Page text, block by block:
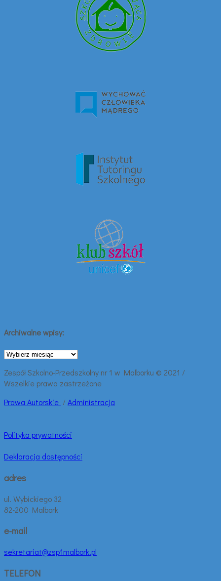
Archiwalne wpisy:
Archiwalne
Zespół Szkolno-Przedszkolny nr 1 w Malborku © 2021 /
Wszelkie prawa zastrzeżone
Prawa Autorskie /Administracja
Polityka prywatności
Deklaracja dostępności
adres
ul. Wybickiego 32
82-200 Malbork
e-mail
sekretariat@zsp1malbork.pl
TELEFON